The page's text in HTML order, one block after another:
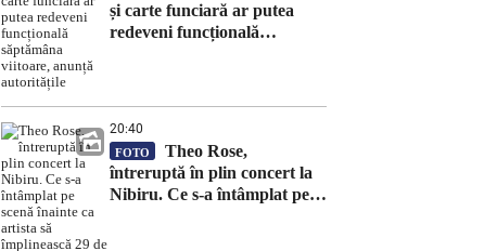
și carte funciară ar putea
redeveni funcțională
20:40
FOTO
Theo Rose,
întreruptă în plin concert la
Nibiru. Ce s-a întâmplat pe